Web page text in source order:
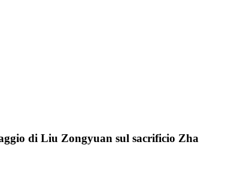
di Liu Zongyuan sul sacrificio Zha